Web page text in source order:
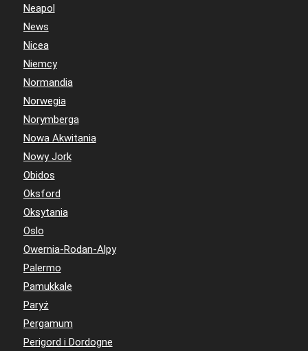
Neapol
News
Nicea
Niemcy
Normandia
Norwegia
Norymberga
Nowa Akwitania
Nowy Jork
Obidos
Oksford
Oksytania
Oslo
Owernia-Rodan-Alpy
Palermo
Pamukkale
Paryż
Pergamum
Perigord i Dordogne